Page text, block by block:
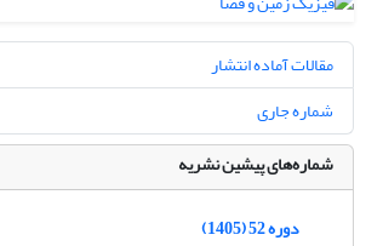
مقالات آماده انتشار
شماره جاری
شماره‌های پیشین نشریه
دوره 52 (1405)